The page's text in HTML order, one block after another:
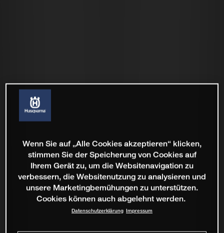
Wenn Sie auf „Alle Cookies akzeptieren“ klicken,
stimmen Sie der Speicherung von Cookies auf
Ihrem Gerät zu, um die Websitenavigation zu
verbessern, die Websitenutzung zu analysieren und
unsere Marketingbemühungen zu unterstützen.
Cookies können auch abgelehnt werden.
Datenschutzerklärung Impressum